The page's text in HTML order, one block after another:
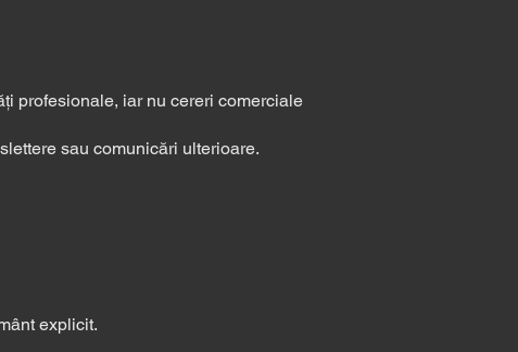
profesionale, iar nu cereri comerciale
sau comunicări ulterioare.
explicit.